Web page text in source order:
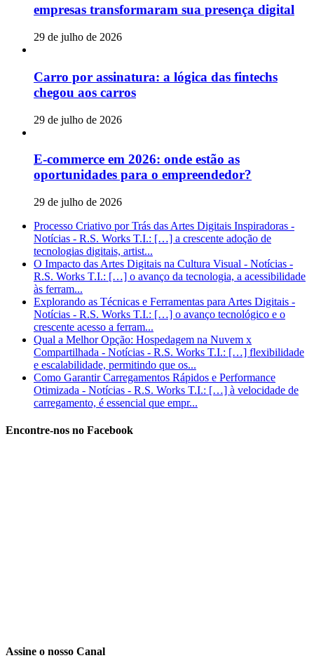
empresas transformaram sua presença digital
29 de julho de 2026
Carro por assinatura: a lógica das fintechs
chegou aos carros
29 de julho de 2026
E-commerce em 2026: onde estão as
oportunidades para o empreendedor?
29 de julho de 2026
Processo Criativo por Trás das Artes Digitais Inspiradoras -
Notícias - R.S. Works T.I.: […] a crescente adoção de
tecnologias digitais, artist...
O Impacto das Artes Digitais na Cultura Visual - Notícias -
R.S. Works T.I.: […] o avanço da tecnologia, a acessibilidade
às ferram...
Explorando as Técnicas e Ferramentas para Artes Digitais -
Notícias - R.S. Works T.I.: […] o avanço tecnológico e o
crescente acesso a ferram...
Qual a Melhor Opção: Hospedagem na Nuvem x
Compartilhada - Notícias - R.S. Works T.I.: […] flexibilidade
e escalabilidade, permitindo que os...
Como Garantir Carregamentos Rápidos e Performance
Otimizada - Notícias - R.S. Works T.I.: […] à velocidade de
carregamento, é essencial que empr...
Encontre-nos no Facebook
Assine o nosso Canal